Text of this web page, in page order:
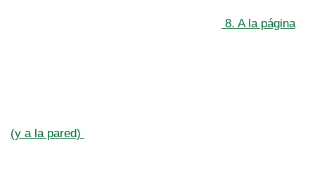
8. A la página
(y a la pared)